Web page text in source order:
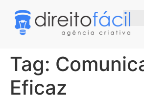
Tag:
Eficaz